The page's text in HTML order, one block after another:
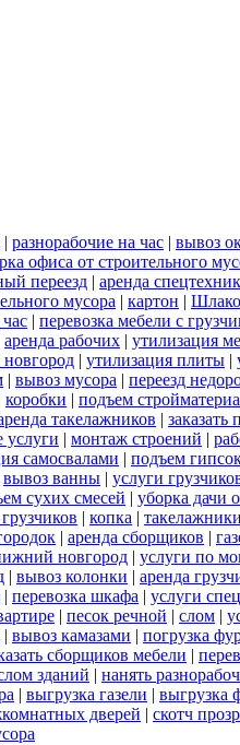
| разнорабочие на час | вывоз
офиса от строительного
переезд | аренда
мусора | картон |
| перевозка мебели с
аренда рабочих | утилизация
| утилизация плиты |
| вывоз мусора | переезд
коробки | подъем
такелажников |
услуги | монтаж строений |
самосвалами | подъем
вывоз ванны | услуги
сухих смесей | уборка дачи
грузчиков | копка |
| аренда сборщиков |
новгород | услуги по
| вывоз колонки | аренда
| перевозка шкафа | услуги
| песок речной | слом |
| вывоз камазами | погрузка
сборщиков мебели |
зданий | нанять
| выгрузка газели | выгрузка
дверей | скотч